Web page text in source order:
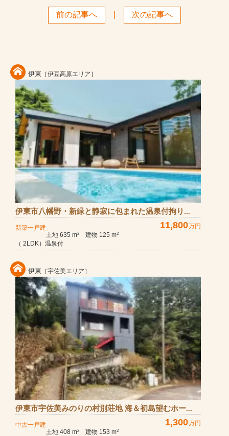
前の記事へ 次の記事へ
伊東 ［伊豆高原エリア］
伊東市八幡野・新緑と静寂に包まれた温泉付拘り...
新築一戸建 11,800万円
土地 635 m2 建物 125 m2
（ 2LDK）温泉付
伊東 ［宇佐美エリア］
伊東市宇佐美みのりの村別荘地 海＆初島望むホー...
中古一戸建 1,300万円
土地 408 m2 建物 153 m2